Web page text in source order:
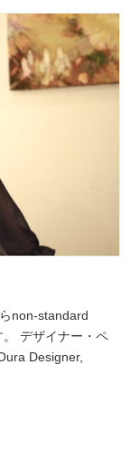
non-standard
デザイナー・ペ
Designer,